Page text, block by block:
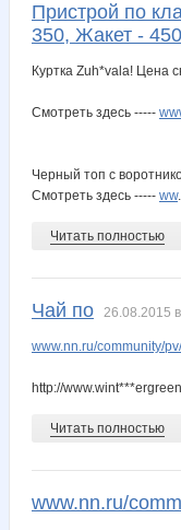
Пристрой по
350, Жакет -
Куртка Zuh*vala! Цена
Смотреть здесь -----
Черный топ с
Смотреть здесь ----- ww
Читать полностью
Чай по 26.08.2015
www.nn.ru/community/
http://
Читать полностью
www.nn.ru/comm